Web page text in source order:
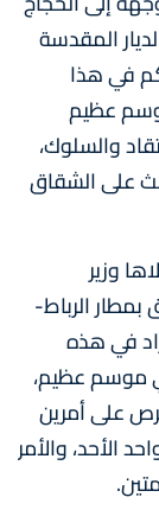
المقدسة
أنكم في هذا
عظيم
والسلوك،
على الشقاق
وزير
الرباط-
في هذه
موسم عظيم،
على أمرين
الأحد، والأمر